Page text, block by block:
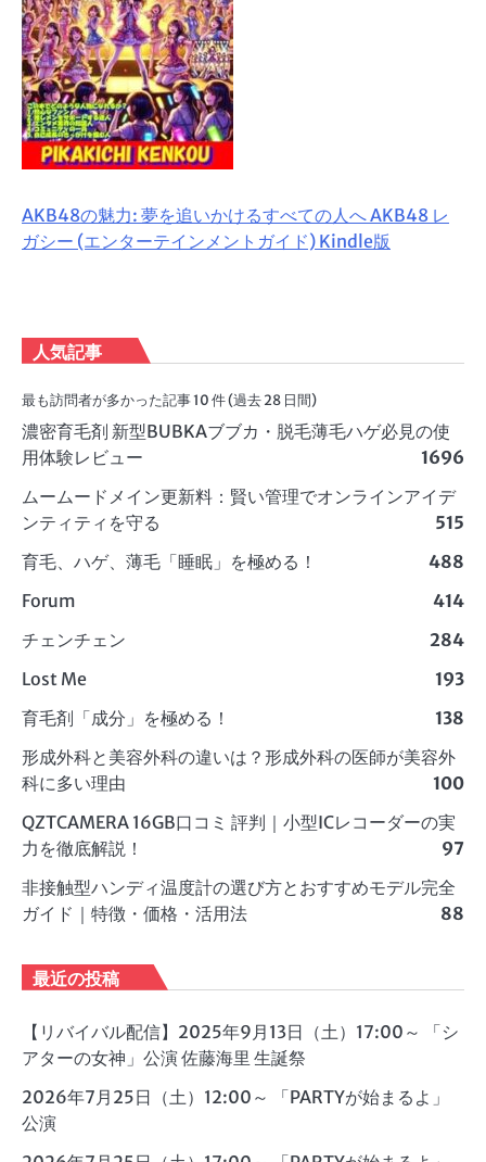
AKB48の魅力: 夢を追いかけるすべての人へ AKB48 レ
ガシー (エンターテインメントガイド) Kindle版
人気記事
最も訪問者が多かった記事 10 件 (過去 28 日間)
濃密育毛剤 新型BUBKAブブカ・脱毛薄毛ハゲ必見の使
用体験レビュー
1696
ムームードメイン更新料：賢い管理でオンラインアイデ
ンティティを守る
515
育毛、ハゲ、薄毛「睡眠」を極める！
488
Forum
414
チェンチェン
284
Lost Me
193
育毛剤「成分」を極める！
138
形成外科と美容外科の違いは？形成外科の医師が美容外
科に多い理由
100
QZTCAMERA 16GB口コミ 評判｜小型ICレコーダーの実
力を徹底解説！
97
非接触型ハンディ温度計の選び方とおすすめモデル完全
ガイド｜特徴・価格・活用法
88
最近の投稿
【リバイバル配信】2025年9月13日（土）17:00～ 「シ
アターの女神」公演 佐藤海里 生誕祭
2026年7月25日（土）12:00～ 「PARTYが始まるよ」
公演